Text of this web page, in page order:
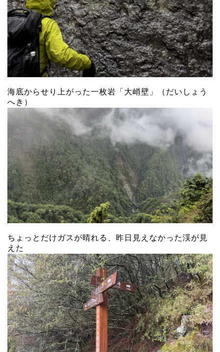
海底からせり上がった一枚岩「大峭壁」（だいしょう
へき）
ちょっとだけガスが晴れる、昨日見えなかった渓が見
えた